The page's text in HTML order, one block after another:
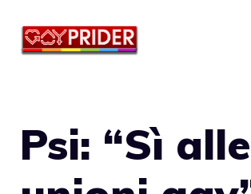
Psi: “Sì alle